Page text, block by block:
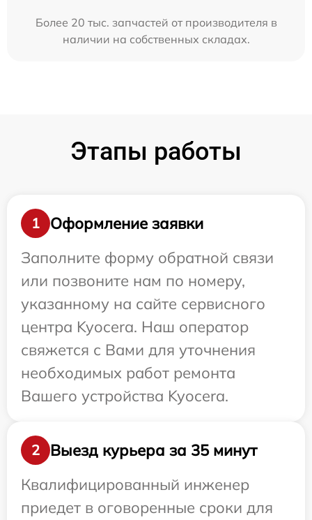
Более 20 тыс. запчастей от производителя в
наличии на собственных складах.
Этапы работы
1
Оформление заявки
Заполните форму обратной связи
или позвоните нам по номеру,
указанному на сайте сервисного
центра Kyocera. Наш оператор
свяжется с Вами для уточнения
необходимых работ ремонта
Вашего устройства Kyocera.
2
Выезд курьера за 35 минут
Квалифицированный инженер
приедет в оговоренные сроки для